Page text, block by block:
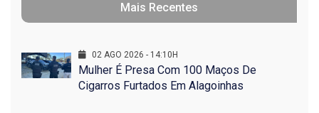
Mais Recentes
02 AGO 2026 - 14:10H
Mulher É Presa Com 100 Maços De
Cigarros Furtados Em Alagoinhas